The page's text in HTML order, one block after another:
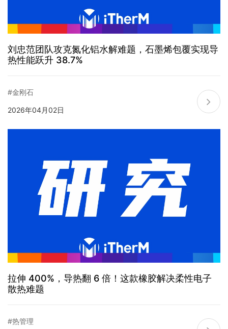
刘忠范团队攻克氮化铝水解难题，石墨烯包覆实现导
热性能跃升 38.7%
#金刚石
2026年04月02日
拉伸 400%，导热翻 6 倍！这款橡胶解决柔性电子
散热难题
#热管理